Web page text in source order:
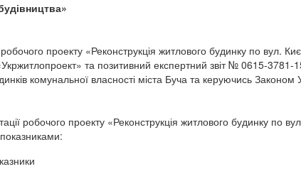
проекту «Реконструкція житлового будинку по вул.
та позитивний експертний звіт № 0615-
комунальної власності міста Буча та керуючись Законом
робочого проекту «Реконструкція житлового будинку по